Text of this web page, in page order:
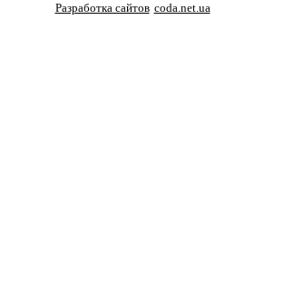
Разработка сайтов coda.net.ua